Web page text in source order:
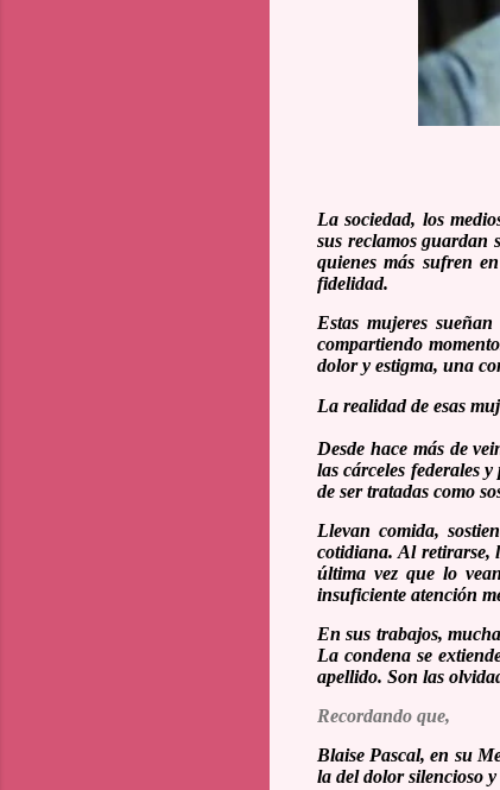
La sociedad, los
sus reclamos guardan
quienes más sufren
fidelidad.
Estas mujeres
compartiendo
dolor y estigma, una
La realidad de esas
Desde hace más de
las cárceles federales
de ser tratadas como
Llevan comida,
cotidiana. Al retirarse,
última vez que lo
insuficiente atención
En sus trabajos,
La condena se
apellido. Son las
Recordando que,
Blaise Pascal, en su
la del dolor silencioso